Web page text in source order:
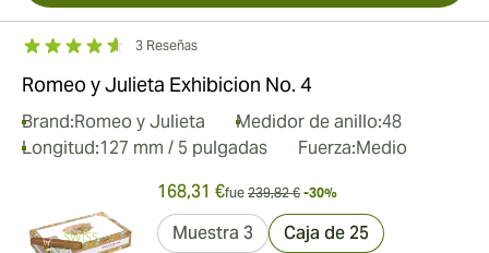
3 Reseñas
Romeo y Julieta Exhibicion No. 4
Brand:Romeo y Julieta Medidor de anillo:48
Longitud:127 mm / 5 pulgadas Fuerza:Medio
168,31 €fue 239,82 € -30%
Muestra 3 Caja de 25